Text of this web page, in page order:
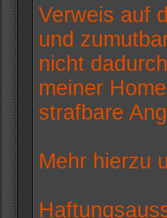
Verweis auf
und
nicht
meiner
strafbare
Mehr hierzu